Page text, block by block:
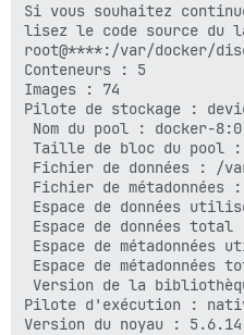
Si vous souhaitez
lisez le code source du
root@****:/var/docker/
Conteneurs : 5
Images : 74
Pilote de stockage :
Nom du pool : docker-
Taille de bloc du pool :
Fichier de données : /
Fichier de métadonnées
Espace de données
Espace de données total
Espace de métadonnées
Espace de métadonnées
Version de la
Pilote d'exécution :
Version du noyau :